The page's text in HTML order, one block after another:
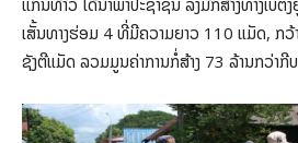
ແກ່ນທ້າວ ໄດ້ນໍາພາປະຊາຊົນ ລົງມືກໍ່ສ້າງທາງເບຕົ
ເສັ້ນທາງຮ່ອມ 4 ທີ່ມີຄວາມຍາວ 110 ແມັດ, ກ
ຊັງຕີແມັດ ລວມມູນຄ່າການກໍ່ສ້າງ 73 ລ້ານກວ່າກີ